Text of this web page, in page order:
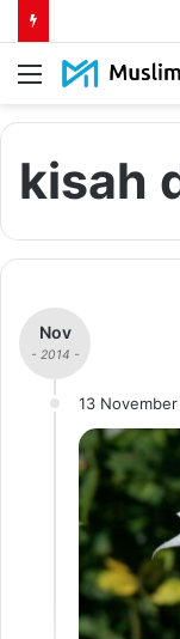
Menu
kisah
Nov
- 2014 -
13 November